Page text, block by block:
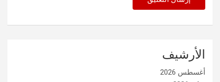
الأرشيف
أغسطس 2026